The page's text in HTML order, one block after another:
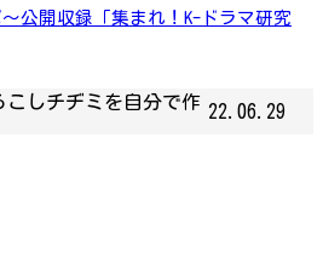
公開収録「集まれ！K-ドラマ研究
しチヂミを自分で作 22.06.29